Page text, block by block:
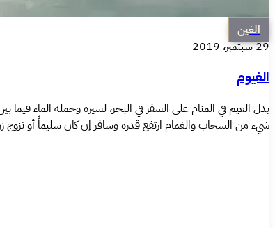
الغين
29 سبتمبر، 2019
الغيوم
يدل الغيم في المنام على السفر في البحر، لسيره وحمله الماء
شيء من السحاب والغمام ارتفع قدره وسافر إن كان سليماً أو